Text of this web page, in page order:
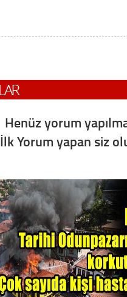
Henüz yorum
İlk Yorum yapan siz